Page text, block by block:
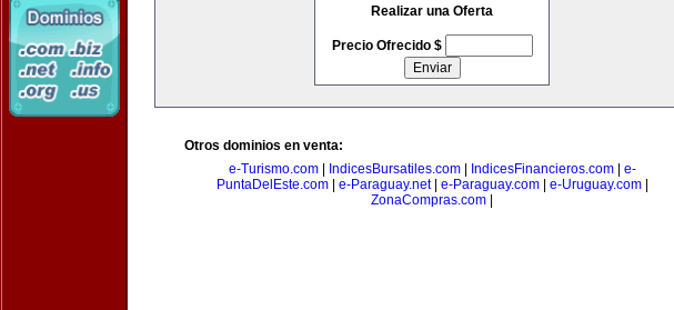
Realizar una Oferta
Precio Ofrecido $
Otros dominios en venta:
e-Turismo.com| IndicesBursatiles.com| IndicesFinancieros.com| e-
PuntaDelEste.com| e-Paraguay.net| e-Paraguay.com| e-Uruguay.com|
ZonaCompras.com